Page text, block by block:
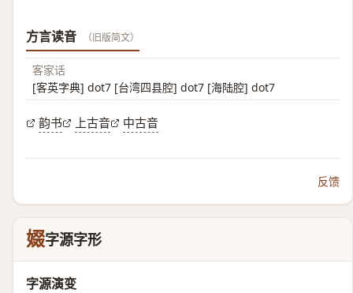
方言读音 （旧版简文）
客家话
[客英字典] dot7 [台湾四县腔] dot7 [海陆腔] dot7
韵书 上古音 中古音
反馈
娺字源字形
字源演变